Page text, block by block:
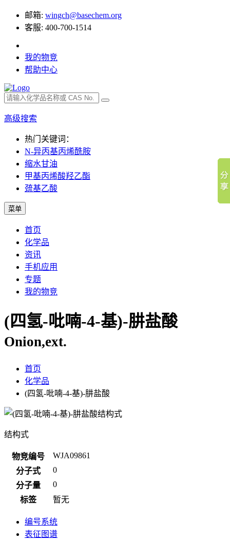
邮箱: wingch@basechem.org
客服: 400-700-1514
我的物竞
帮助中心
高级搜索
热门关键词：
N-异丙基丙烯酰胺
缩水甘油
甲基丙烯酸羟乙酯
巯基乙酸
菜单
首页
化学品
资讯
手机应用
专题
我的物竞
(四氢-吡喃-4-基)-肼盐酸
Onion,ext.
首页
化学品
(四氢-吡喃-4-基)-肼盐酸
结构式
物竞编号
WJA09861
分子式
0
分子量
0
标签
暂无
编号系统
表征图谱